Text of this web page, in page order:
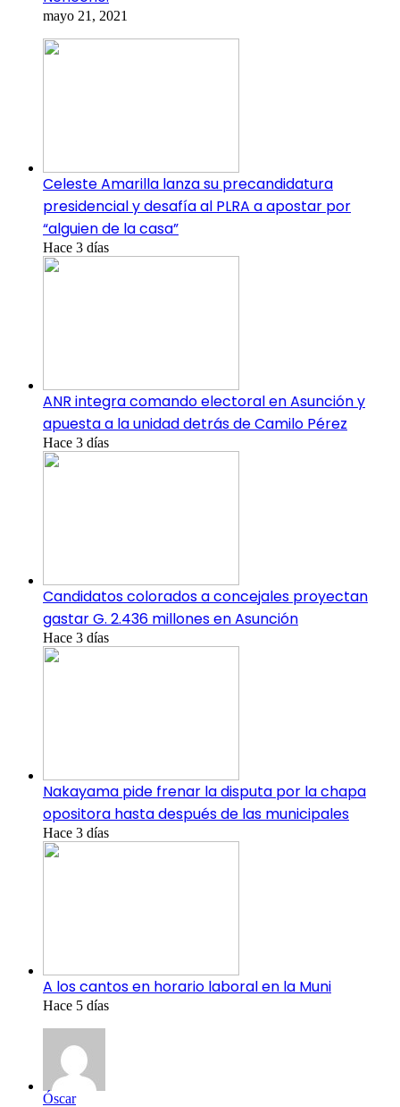
mayo 21, 2021
Celeste Amarilla lanza su precandidatura
presidencial y desafía al PLRA a apostar por
“alguien de la casa”
Hace 3 días
ANR integra comando electoral en Asunción y
apuesta a la unidad detrás de Camilo Pérez
Hace 3 días
Candidatos colorados a concejales proyectan
gastar G. 2.436 millones en Asunción
Hace 3 días
Nakayama pide frenar la disputa por la chapa
opositora hasta después de las municipales
Hace 3 días
A los cantos en horario laboral en la Muni
Hace 5 días
Óscar